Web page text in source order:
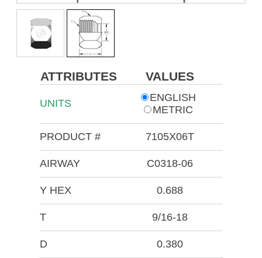
ATTRIBUTES VALUES
UNITS
ENGLISH
METRIC
PRODUCT # 7105X06T
AIRWAY C0318-06
Y HEX 0.688
T 9/16-18
D 0.380